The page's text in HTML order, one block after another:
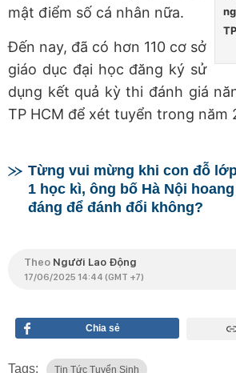
mật điểm số cá nhân nữa.
Đến nay, đã có hơn 110 cơ sở
giáo dục đại học đăng ký sử
dụng kết quả kỳ thi đánh giá
TP HCM để xét tuyển trong năm
Từng vui mừng khi con đỗ
1 học kì, ông bố Hà Nội
đáng để đánh đổi không?
Theo Người Lao Động
17/06/2025 14:44 (GMT +7)
Chia sẻ
Tags: Tin Tức Tuyển Sinh